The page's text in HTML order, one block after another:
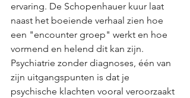
ervaring. De Schopenhauer kuur laat
naast het boeiende verhaal zien hoe
een "encounter groep" werkt en hoe
vormend en helend dit kan zijn.
Psychiatrie zonder diagnoses, één van
zijn uitgangspunten is dat je
psychische klachten vooral veroorzaakt